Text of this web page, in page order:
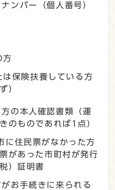
ンバー（個人番号）
方
保険扶養している方
）
の本人確認書類（運
のものであれば1点）
に住民票がなかった方
があった市町村が発行
）証明書
お手続きに来られる